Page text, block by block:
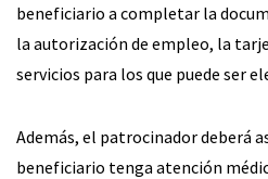
beneficiario a completar la
la autorización de empleo, la
servicios para los que puede ser
Además, el patrocinador deberá
beneficiario tenga atención